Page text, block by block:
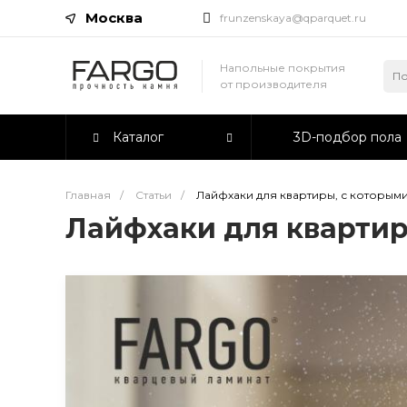
Москва frunzenskaya@qparquet.ru
Напольные покрытия
от производителя
Каталог 3D-подбор пола
Главная / Статьи / Лайфхаки для квартиры, с
Лайфхаки для